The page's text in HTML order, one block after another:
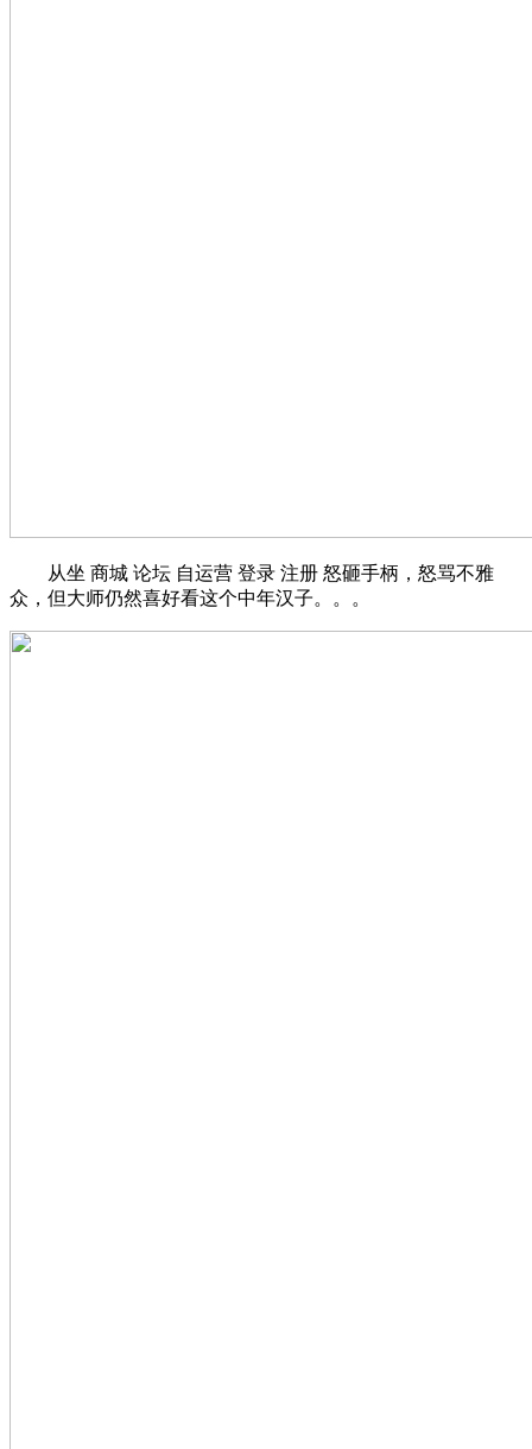
从坐 商城 论坛 自运营 登录 注册 怒砸手柄，怒骂不雅
众，但大师仍然喜好看这个中年汉子。。。